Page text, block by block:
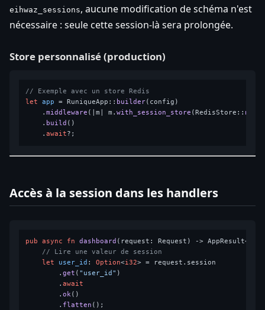
eihwaz_sessions, aucune modification de schéma n'est
nécessaire : seule cette session-là sera prolongée.
Store personnalisé (production)
// Exemple avec un store Redis
let
app = RuniqueApp:: builder(config)
    .
middleware (|m| m.with_session_store (RedisStore:: new
    .
build ()
    .
await
Accès à la session dans les handlers
pub async fn dashboard (request: Request) ->
// Lire une valeur de session
let
user_id : Option<i32> = request.session
        .
get ( "user_id" )
        .
await
        .
ok()
        .
flatten ();